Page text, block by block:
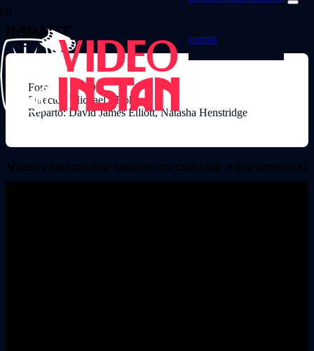
cuenta
IMPACT
Formato: DVD
Director: Michael J Rohl
Reparto: David James Elliott, Natasha Henstridge
Video relacionado (puede no coincidir exactamente)